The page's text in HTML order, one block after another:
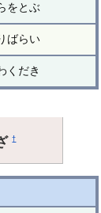
をとぶ
ばらい
くだき
†